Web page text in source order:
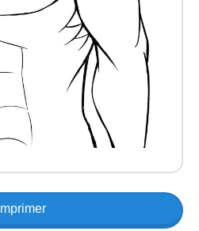
Imprimer